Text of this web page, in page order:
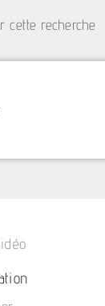
cette recherche